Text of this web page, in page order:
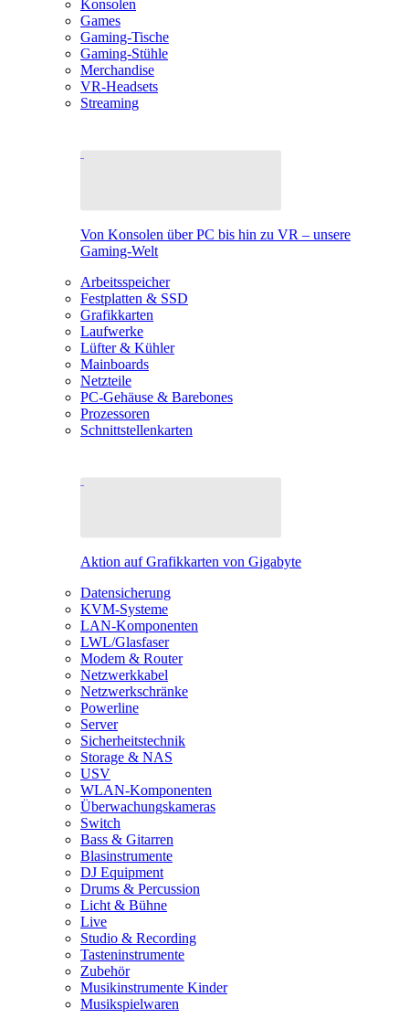
Konsolen
Games
Gaming-Tische
Gaming-Stühle
Merchandise
VR-Headsets
Streaming
Von Konsolen über PC bis hin zu VR – unsere
Gaming-Welt
Arbeitsspeicher
Festplatten & SSD
Grafikkarten
Laufwerke
Lüfter & Kühler
Mainboards
Netzteile
PC-Gehäuse & Barebones
Prozessoren
Schnittstellenkarten
Aktion auf Grafikkarten von Gigabyte
Datensicherung
KVM-Systeme
LAN-Komponenten
LWL/Glasfaser
Modem & Router
Netzwerkkabel
Netzwerkschränke
Powerline
Server
Sicherheitstechnik
Storage & NAS
USV
WLAN-Komponenten
Überwachungskameras
Switch
Bass & Gitarren
Blasinstrumente
DJ Equipment
Drums & Percussion
Licht & Bühne
Live
Studio & Recording
Tasteninstrumente
Zubehör
Musikinstrumente Kinder
Musikspielwaren